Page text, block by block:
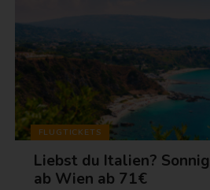
FLUGTICKETS
Liebst du Italien?
ab Wien ab 71€